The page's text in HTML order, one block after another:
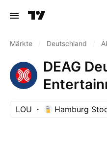
Märkte Deutschland
DEAG
LOU Hamburg